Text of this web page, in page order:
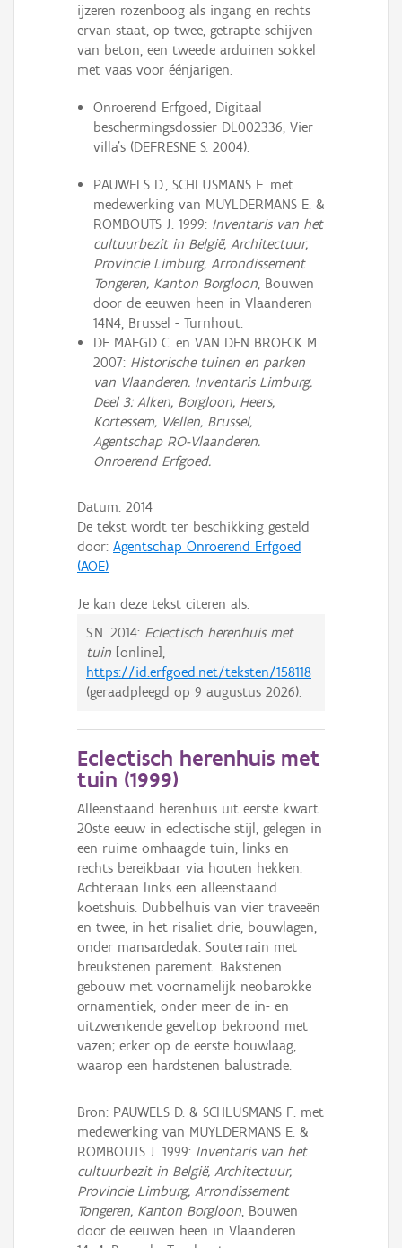
ijzeren rozenboog als ingang en rechts
ervan staat, op twee, getrapte schijven
van beton, een tweede arduinen sokkel
met vaas voor éénjarigen.
Onroerend Erfgoed, Digitaal
beschermingsdossier DL002336, Vier
villa's (DEFRESNE S. 2004).
PAUWELS D., SCHLUSMANS F. met
medewerking van MUYLDERMANS E. &
ROMBOUTS J. 1999: Inventaris van het
cultuurbezit in België, Architectuur,
Provincie Limburg, Arrondissement
Tongeren, Kanton Borgloon, Bouwen
door de eeuwen heen in Vlaanderen
14N4, Brussel - Turnhout.
DE MAEGD C. en VAN DEN BROECK M.
2007: Historische tuinen en parken
van Vlaanderen. Inventaris Limburg.
Deel 3: Alken, Borgloon, Heers,
Kortessem, Wellen, Brussel,
Agentschap RO-Vlaanderen.
Onroerend Erfgoed.
Datum: 2014
De tekst wordt ter beschikking gesteld
door: Agentschap Onroerend Erfgoed
(AOE)
Je kan deze tekst citeren als:
S.N. 2014: Eclectisch herenhuis met
tuin [online],
https://id.erfgoed.net/teksten/158118
(geraadpleegd op 9 augustus 2026).
Eclectisch herenhuis met
tuin (1999)
Alleenstaand herenhuis uit eerste kwart
20ste eeuw in eclectische stijl, gelegen in
een ruime omhaagde tuin, links en
rechts bereikbaar via houten hekken.
Achteraan links een alleenstaand
koetshuis. Dubbelhuis van vier traveeën
en twee, in het risaliet drie, bouwlagen,
onder mansardedak. Souterrain met
breukstenen parement. Bakstenen
gebouw met voornamelijk neobarokke
ornamentiek, onder meer de in- en
uitzwenkende geveltop bekroond met
vazen; erker op de eerste bouwlaag,
waarop een hardstenen balustrade.
Bron: PAUWELS D. & SCHLUSMANS F. met
medewerking van MUYLDERMANS E. &
ROMBOUTS J. 1999: Inventaris van het
cultuurbezit in België, Architectuur,
Provincie Limburg, Arrondissement
Tongeren, Kanton Borgloon, Bouwen
door de eeuwen heen in Vlaanderen